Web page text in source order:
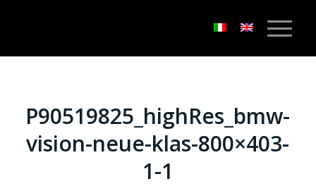
P90519825_highRes_bmw-
vision-neue-klas-800×403-
1-1